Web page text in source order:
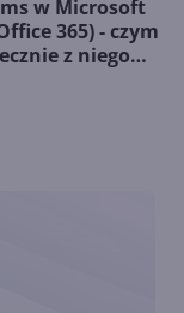
w Microsoft
365) - czym
z niego